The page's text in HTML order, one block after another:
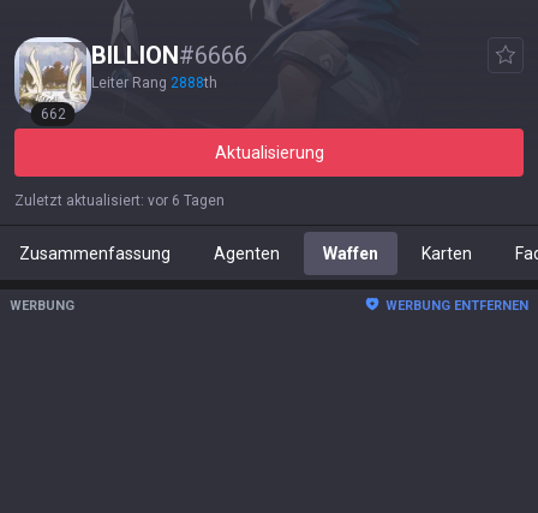
662
BILLION#6666
Leiter Rang 2888th
Aktualisierung
Zuletzt aktualisiert: vor 6 Tagen
Zusammenfassung Agenten Waffen Karten
WERBUNG WERBUNG ENTFERNEN